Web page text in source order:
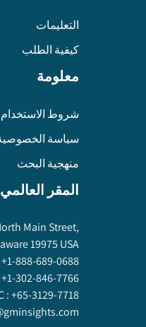
التعليمات
كيفية الطلب
معلومة
شروط الاستخدام
سياسة
منهجية البحث
المقر العالمي
Main Street,
19975 USA
+1-888-689-0688
+1-302-846-7766
:+65-3129-7718